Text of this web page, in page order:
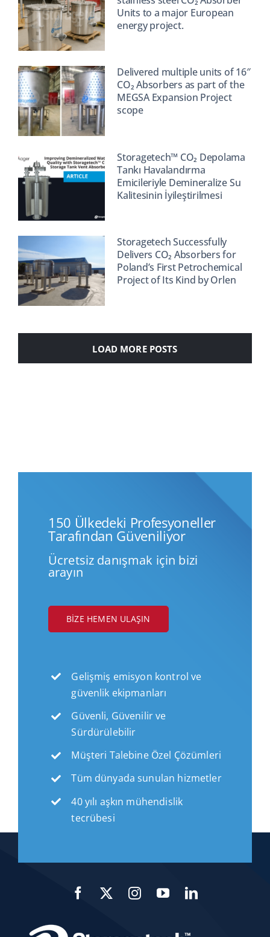
Units to a major European
energy project.
Delivered multiple units of 16″
CO₂ Absorbers as part of the
MEGSA Expansion Project
scope
Storagetech™ CO₂ Depolama
Tankı Havalandırma
Emicileriyle Demineralize Su
Kalitesinin İyileştirilmesi
Storagetech Successfully
Delivers CO₂ Absorbers for
Poland’s First Petrochemical
Project of Its Kind by Orlen
LOAD MORE POSTS
150 Ülkedeki Profesyoneller
Tarafından Güveniliyor
Ücretsiz danışmak için bizi
arayın
BIZE HEMEN ULAŞIN
Gelişmiş emisyon kontrol ve
güvenlik ekipmanları
Güvenli, Güvenilir ve
Sürdürülebilir
Müşteri Talebine Özel Çözümleri
Tüm dünyada sunulan hizmetler
40 yılı aşkın mühendislik
tecrübesi